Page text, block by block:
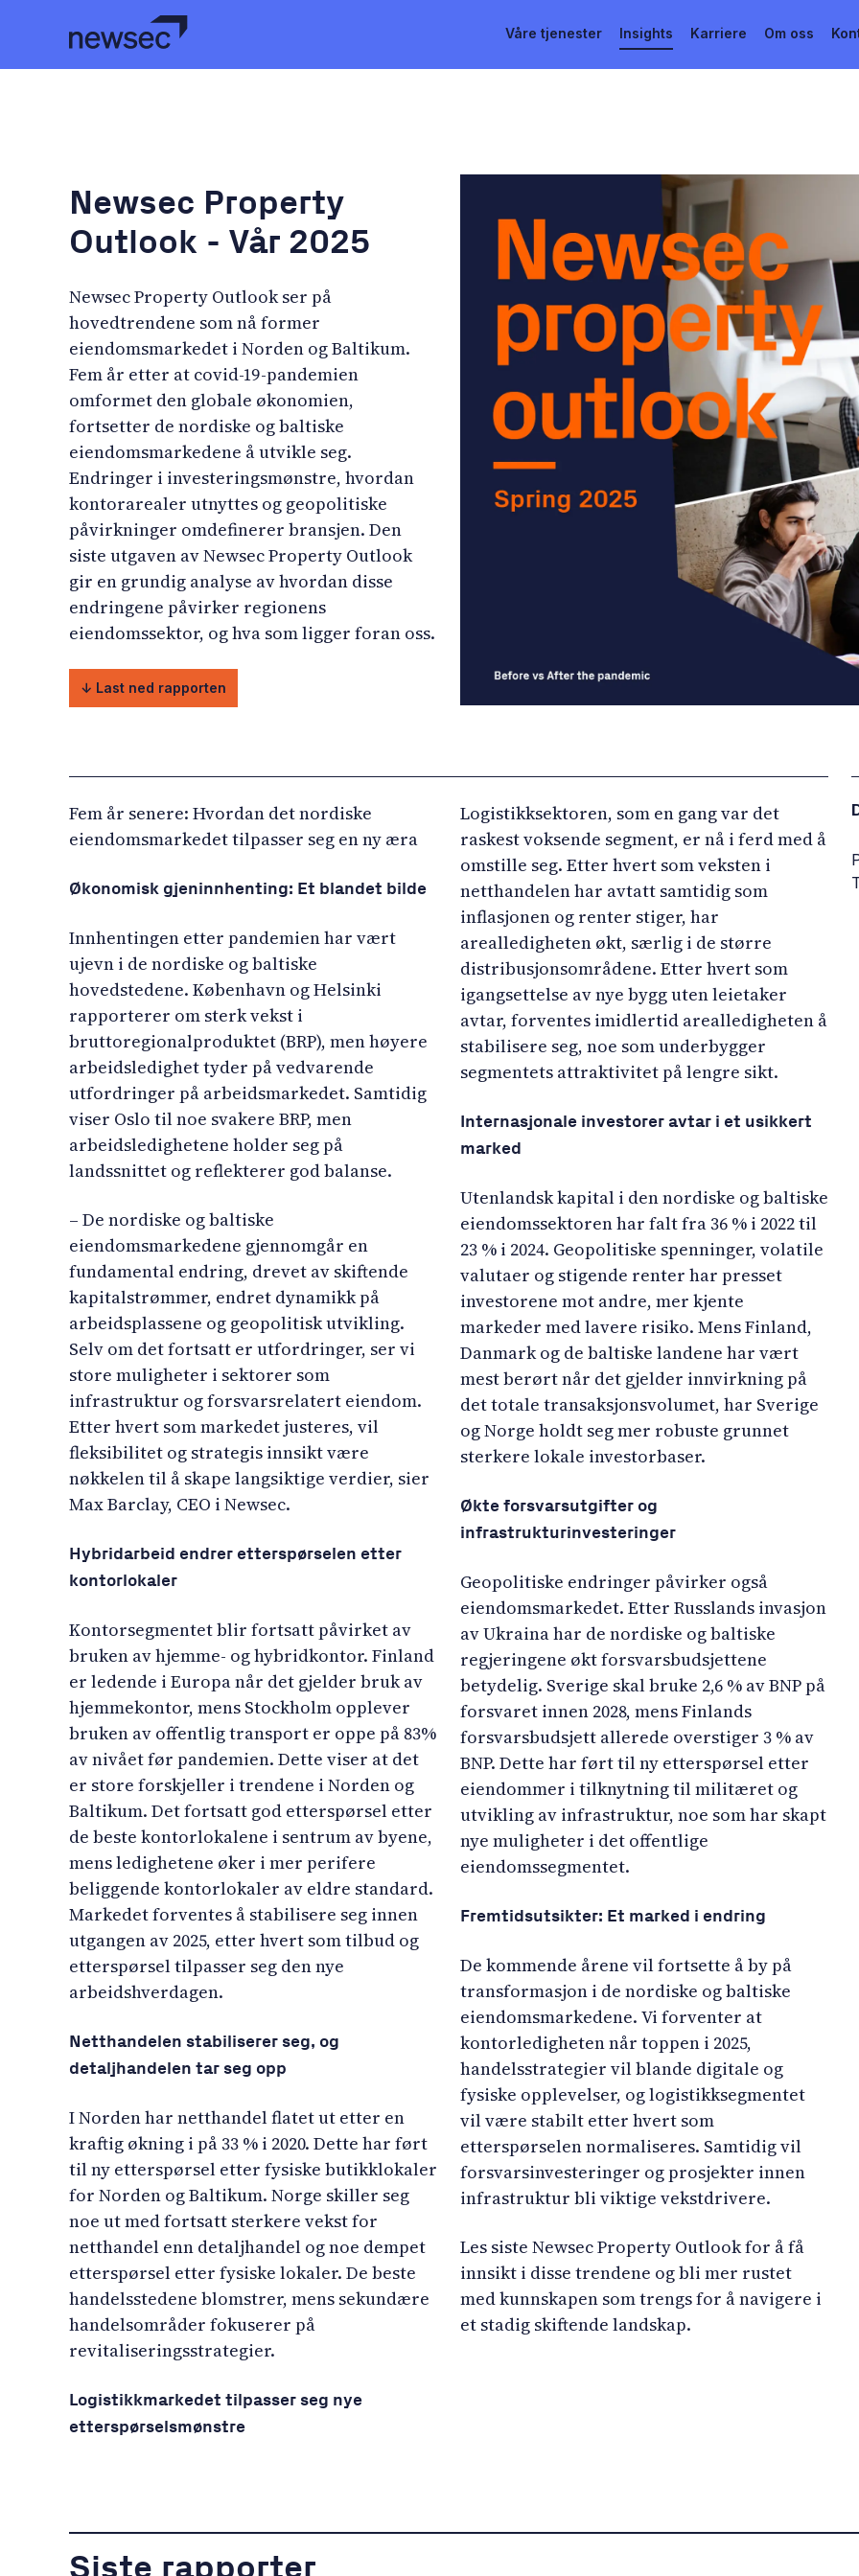
Våre tjenester Insights Karriere Om oss
Newsec Property
Outlook - Vår 2025
Newsec Property Outlook ser på
hovedtrendene som nå former
eiendomsmarkedet i Norden og Baltikum.
Fem år etter at covid-19-pandemien
omformet den globale økonomien,
fortsetter de nordiske og baltiske
eiendomsmarkedene å utvikle seg.
Endringer i investeringsmønstre, hvordan
kontorarealer utnyttes og geopolitiske
påvirkninger omdefinerer bransjen. Den
siste utgaven av Newsec Property Outlook
gir en grundig analyse av hvordan disse
endringene påvirker regionens
eiendomssektor, og hva som ligger foran oss.
↓ Last ned rapporten
Fem år senere: Hvordan det nordiske
eiendomsmarkedet tilpasser seg en ny æra
Økonomisk gjeninnhenting: Et blandet bilde
Innhentingen etter pandemien har vært
ujevn i de nordiske og baltiske
hovedstedene. København og Helsinki
rapporterer om sterk vekst i
bruttoregionalproduktet (BRP), men høyere
arbeidsledighet tyder på vedvarende
utfordringer på arbeidsmarkedet. Samtidig
viser Oslo til noe svakere BRP, men
arbeidsledighetene holder seg på
landssnittet og reflekterer god balanse.
– De nordiske og baltiske
eiendomsmarkedene gjennomgår en
fundamental endring, drevet av skiftende
kapitalstrømmer, endret dynamikk på
arbeidsplassene og geopolitisk utvikling.
Selv om det fortsatt er utfordringer, ser vi
store muligheter i sektorer som
infrastruktur og forsvarsrelatert eiendom.
Etter hvert som markedet justeres, vil
fleksibilitet og strategis innsikt være
nøkkelen til å skape langsiktige verdier, sier
Max Barclay, CEO i Newsec.
Hybridarbeid endrer etterspørselen etter
kontorlokaler
Kontorsegmentet blir fortsatt påvirket av
bruken av hjemme- og hybridkontor. Finland
er ledende i Europa når det gjelder bruk av
hjemmekontor, mens Stockholm opplever
bruken av offentlig transport er oppe på 83%
av nivået før pandemien. Dette viser at det
er store forskjeller i trendene i Norden og
Baltikum. Det fortsatt god etterspørsel etter
de beste kontorlokalene i sentrum av byene,
mens ledighetene øker i mer perifere
beliggende kontorlokaler av eldre standard.
Markedet forventes å stabilisere seg innen
utgangen av 2025, etter hvert som tilbud og
etterspørsel tilpasser seg den nye
arbeidshverdagen.
Netthandelen stabiliserer seg, og
detaljhandelen tar seg opp
I Norden har netthandel flatet ut etter en
kraftig økning i på 33 % i 2020. Dette har ført
til ny etterspørsel etter fysiske butikklokaler
for Norden og Baltikum. Norge skiller seg
noe ut med fortsatt sterkere vekst for
netthandel enn detaljhandel og noe dempet
etterspørsel etter fysiske lokaler. De beste
handelsstedene blomstrer, mens sekundære
handelsområder fokuserer på
revitaliseringsstrategier.
Logistikkmarkedet tilpasser seg nye
etterspørselsmønstre
Logistikksektoren, som en gang var det
raskest voksende segment, er nå i ferd med å
omstille seg. Etter hvert som veksten i
netthandelen har avtatt samtidig som
inflasjonen og renter stiger, har
arealledigheten økt, særlig i de større
distribusjonsområdene. Etter hvert som
igangsettelse av nye bygg uten leietaker
avtar, forventes imidlertid arealledigheten å
stabilisere seg, noe som underbygger
segmentets attraktivitet på lengre sikt.
Internasjonale investorer avtar i et usikkert
marked
Utenlandsk kapital i den nordiske og baltiske
eiendomssektoren har falt fra 36 % i 2022 til
23 % i 2024. Geopolitiske spenninger, volatile
valutaer og stigende renter har presset
investorene mot andre, mer kjente
markeder med lavere risiko. Mens Finland,
Danmark og de baltiske landene har vært
mest berørt når det gjelder innvirkning på
det totale transaksjonsvolumet, har Sverige
og Norge holdt seg mer robuste grunnet
sterkere lokale investorbaser.
Økte forsvarsutgifter og
infrastrukturinvesteringer
Geopolitiske endringer påvirker også
eiendomsmarkedet. Etter Russlands invasjon
av Ukraina har de nordiske og baltiske
regjeringene økt forsvarsbudsjettene
betydelig. Sverige skal bruke 2,6 % av BNP på
forsvaret innen 2028, mens Finlands
forsvarsbudsjett allerede overstiger 3 % av
BNP. Dette har ført til ny etterspørsel etter
eiendommer i tilknytning til militæret og
utvikling av infrastruktur, noe som har skapt
nye muligheter i det offentlige
eiendomssegmentet.
Fremtidsutsikter: Et marked i endring
De kommende årene vil fortsette å by på
transformasjon i de nordiske og baltiske
eiendomsmarkedene. Vi forventer at
kontorledigheten når toppen i 2025,
handelsstrategier vil blande digitale og
fysiske opplevelser, og logistikksegmentet
vil være stabilt etter hvert som
etterspørselen normaliseres. Samtidig vil
forsvarsinvesteringer og prosjekter innen
infrastruktur bli viktige vekstdrivere.
Les siste Newsec Property Outlook for å få
innsikt i disse trendene og bli mer rustet
med kunnskapen som trengs for å navigere i
et stadig skiftende landskap.
Siste rapporter